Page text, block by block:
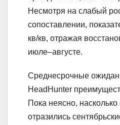
Несмотря на слабый
сопоставлении,
кв/кв, отражая
июле–августе.
Среднесрочные
HeadHunter
Пока неясно,
отразились